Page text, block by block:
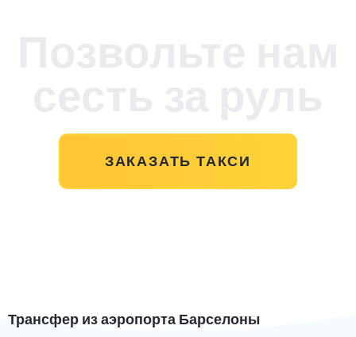
ЗАКАЗАТЬ ТАКСИ
Трансфер из аэропорта Барселоны